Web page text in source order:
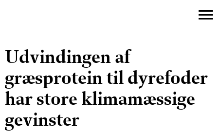
Udvindingen af
græsprotein til dyrefoder
har store klimamæssige
gevinster